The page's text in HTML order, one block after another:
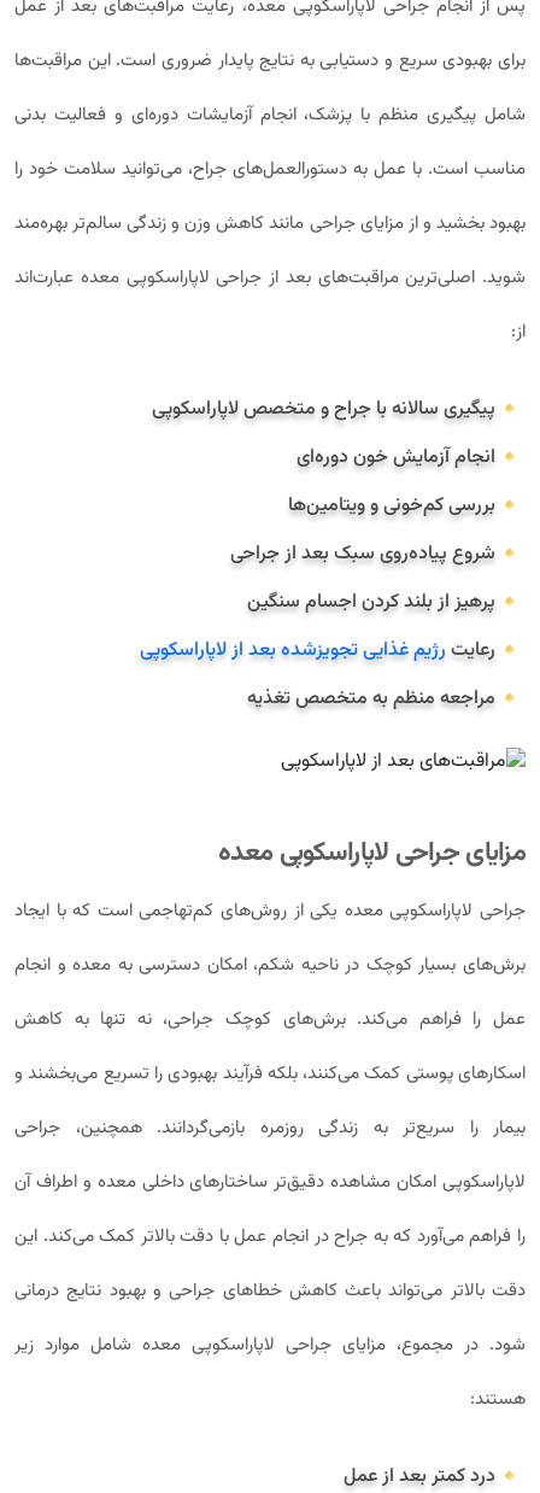
پس از انجام جراحی لاپاراسکوپی معده، رعایت مراقبت‌های بعد از عمل
برای بهبودی سریع و دستیابی به نتایج پایدار ضروری است. این مراقبت‌ها
شامل پیگیری منظم با پزشک، انجام آزمایشات دوره‌ای و فعالیت بدنی
مناسب است. با عمل به دستورالعمل‌های جراح، می‌توانید سلامت خود را
بهبود بخشید و از مزایای جراحی مانند کاهش وزن و زندگی سالم‌تر بهره‌مند
شوید. اصلی‌ترین مراقبت‌های بعد از جراحی لاپاراسکوپی معده عبارت‌اند
از:
پیگیری سالانه با جراح و متخصص لاپاراسکوپی
انجام آزمایش خون دوره‌ای
بررسی کم‌خونی و ویتامین‌ها
شروع پیاده‌روی سبک بعد از جراحی
پرهیز از بلند کردن اجسام سنگین
رعایت رژیم غذایی تجویزشده بعد از لاپاراسکوپی
مراجعه منظم به متخصص تغذیه
مزایای جراحی لاپاراسکوپی معده
جراحی لاپاراسکوپی معده یکی از روش‌های کم‌تهاجمی است که با ایجاد
برش‌های بسیار کوچک در ناحیه شکم، امکان دسترسی به معده و انجام
عمل را فراهم می‌کند. برش‌های کوچک جراحی، نه تنها به کاهش
اسکارهای پوستی کمک می‌کنند، بلکه فرآیند بهبودی را تسریع می‌بخشند و
بیمار را سریع‌تر به زندگی روزمره بازمی‌گردانند. همچنین، جراحی
لاپاراسکوپی امکان مشاهده دقیق‌تر ساختارهای داخلی معده و اطراف آن
را فراهم می‌آورد که به جراح در انجام عمل با دقت بالاتر کمک می‌کند. این
دقت بالاتر می‌تواند باعث کاهش خطاهای جراحی و بهبود نتایج درمانی
شود. در مجموع، مزایای جراحی لاپاراسکوپی معده شامل موارد زیر
هستند:
درد کمتر بعد از عمل